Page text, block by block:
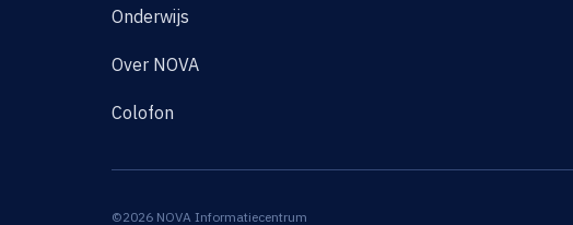
Onderwijs
Over NOVA
Colofon
©2026 NOVA Informatiecentrum